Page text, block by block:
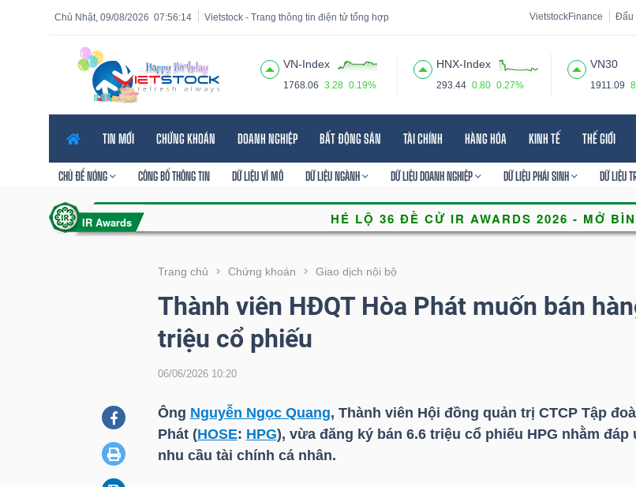
07:56:15
Chủ Nhật, 09/08/2026 Vietstock - Trang thông tin điện tử tổng hợp VietstockFinance Đấu
VN-Index
1768.06 3.28 0.19%
HNX-Index
293.44 0.80 0.27%
VN30
1911.09
TIN MỚI CHỨNG KHOÁN DOANH NGHIỆP BẤT ĐỘNG SẢN TÀI CHÍNH HÀNG HÓA KINH TẾ THẾ GIỚI
CHỦ ĐỀ NÓNG CÔNG BỐ THÔNG TIN DỮ LIỆU VĨ MÔ DỮ LIỆU NGÀNH DỮ LIỆU DOANH NGHIỆP DỮ LIỆU PHÁI SINH DỮ LIỆU
Trang chủ Chứng khoán Giao dịch nội bộ
Thành viên HĐQT Hòa Phát muốn bán
triệu cổ phiếu
06/06/2026 10:20
Ông Nguyễn Ngọc Quang, Thành viên Hội đồng quản trị CTCP Tập
Phát (HOSE: HPG), vừa đăng ký bán 6.6 triệu cổ phiếu HPG nhằm đáp
nhu cầu tài chính cá nhân.
Tính năng
năng
VIETSTOCK